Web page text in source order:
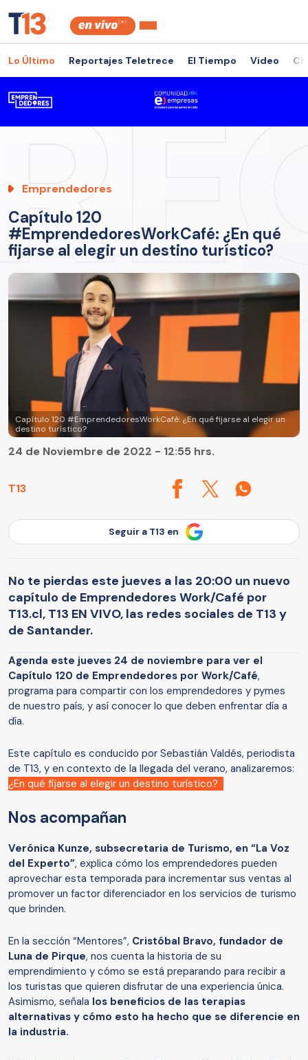
Lo Último Reportajes Teletrece El Tiempo Video
Emprendedores
Capítulo 120
#EmprendedoresWorkCafé: ¿En qué
fijarse al elegir un destino turístico?
Capítulo 120 #EmprendedoresWorkCafé: ¿En qué fijarse al elegir un
destino turístico?
T13
24 de Noviembre de 2022 - 12:55 hrs.
Seguir a T13 en
No te pierdas este jueves a las 20:00 un nuevo
capítulo de Emprendedores Work/Café por
T13.cl, T13 EN VIVO, las redes sociales de T13 y
de Santander.
Agenda este jueves 24 de noviembre para ver el
Capítulo 120 de Emprendedores por Work/Café,
programa para compartir con los emprendedores y pymes
de nuestro país, y así conocer lo que deben enfrentar día a
día.
Este capítulo es conducido por Sebastián Valdés, periodista
de T13, y en contexto de la llegada del verano, analizaremos:
¿En qué fijarse al elegir un destino turístico?
Nos acompañan
Verónica Kunze, subsecretaria de Turismo, en “La Voz
del Experto”, explica cómo los emprendedores pueden
aprovechar esta temporada para incrementar sus ventas al
promover un factor diferenciador en los servicios de turismo
que brinden.
En la sección “Mentores”, Cristóbal Bravo, fundador de
Luna de Pirque, nos cuenta la historia de su
emprendimiento y cómo se está preparando para recibir a
los turistas que quieren disfrutar de una experiencia única.
Asimismo, señala los beneficios de las terapias
alternativas y cómo esto ha hecho que se diferencie en
la industria.